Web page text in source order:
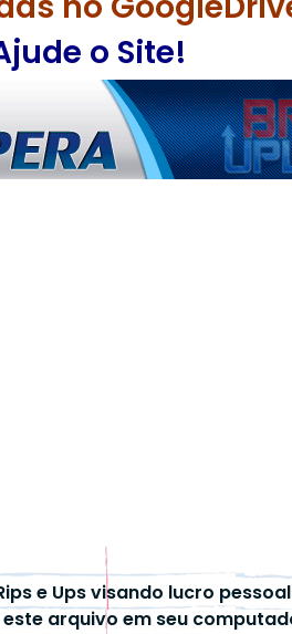
o Site!
e Ups visando lucro
arquivo em seu